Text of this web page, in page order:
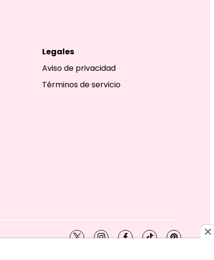
Legales
Aviso de privacidad
Términos de servicio
twitterinstagramfacebook
tiktokpinterest